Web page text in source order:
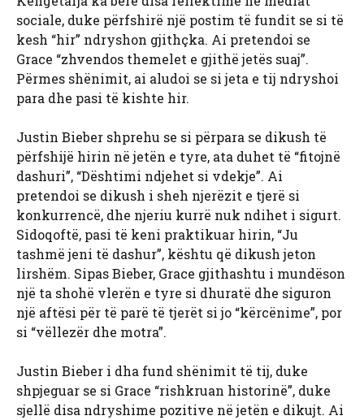
sociale, duke përfshirë një postim të fundit se si të
kesh “hir” ndryshon gjithçka. Ai pretendoi se
Grace “zhvendos themelet e gjithë jetës suaj”.
Përmes shënimit, ai aludoi se si jeta e tij ndryshoi
para dhe pasi të kishte hir.
Justin Bieber shprehu se si përpara se dikush të
përfshijë hirin në jetën e tyre, ata duhet të “fitojnë
dashuri”, “Dështimi ndjehet si vdekje”. Ai
pretendoi se dikush i sheh njerëzit e tjerë si
konkurrencë, dhe njeriu kurrë nuk ndihet i sigurt.
Sidoqoftë, pasi të keni praktikuar hirin, “Ju
tashmë jeni të dashur”, kështu që dikush jeton
lirshëm. Sipas Bieber, Grace gjithashtu i mundëson
një ta shohë vlerën e tyre si dhuratë dhe siguron
një aftësi për të parë të tjerët si jo “kërcënime”, por
si “vëllezër dhe motra”.
Justin Bieber i dha fund shënimit të tij, duke
shpjeguar se si Grace “rishkruan historinë”, duke
sjellë disa ndryshime pozitive në jetën e dikujt. Ai